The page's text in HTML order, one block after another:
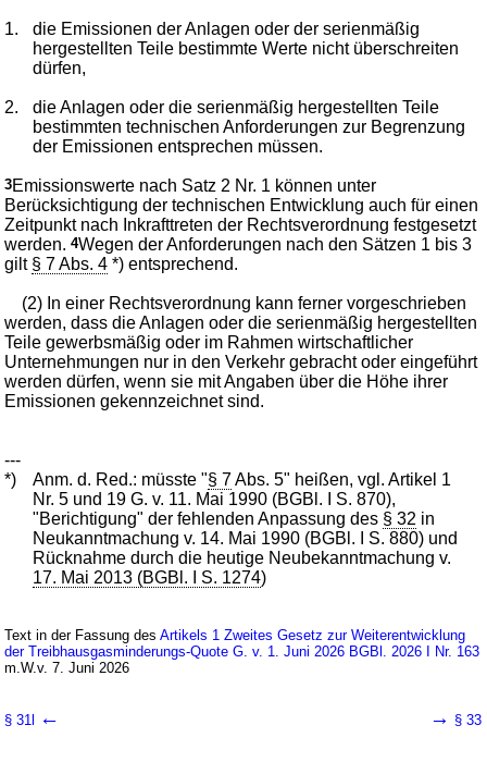
1.
die Emissionen der Anlagen oder der serienmäßig
hergestellten Teile bestimmte Werte nicht überschreiten
dürfen,
2.
die Anlagen oder die serienmäßig hergestellten Teile
bestimmten technischen Anforderungen zur Begrenzung
der Emissionen entsprechen müssen.
3Emissionswerte nach Satz 2 Nr. 1 können unter
Berücksichtigung der technischen Entwicklung auch für einen
Zeitpunkt nach Inkrafttreten der Rechtsverordnung festgesetzt
werden.4Wegen der Anforderungen nach den Sätzen 1 bis 3
gilt § 7 Abs. 4 *) entsprechend.
(2) In einer Rechtsverordnung kann ferner vorgeschrieben
werden, dass die Anlagen oder die serienmäßig hergestellten
Teile gewerbsmäßig oder im Rahmen wirtschaftlicher
Unternehmungen nur in den Verkehr gebracht oder eingeführt
werden dürfen, wenn sie mit Angaben über die Höhe ihrer
Emissionen gekennzeichnet sind.
---
*)
Anm. d. Red.: müsste "§ 7Abs. 5" heißen, vgl. Artikel 1
Nr. 5 und 19 G. v. 11. Mai 1990 (BGBl. I S. 870),
"Berichtigung" der fehlenden Anpassung des § 32 in
Neukanntmachung v. 14. Mai 1990 (BGBl. I S. 880) und
Rücknahme durch die heutige Neubekanntmachung v.
17. Mai 2013 (BGBl. I S. 1274)
Text in der Fassung desArtikels 1 Zweites Gesetz zur Weiterentwicklung
der Treibhausgasminderungs-Quote G. v. 1. Juni 2026 BGBl. 2026 I Nr. 163
m.W.v. 7. Juni 2026
§ 31l ← → § 33